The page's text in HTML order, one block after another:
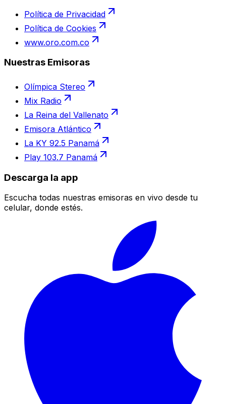
Política de Privacidad
Política de Cookies
www.oro.com.co
Nuestras Emisoras
Olímpica Stereo
Mix Radio
La Reina del Vallenato
Emisora Atlántico
La KY 92.5 Panamá
Play 103.7 Panamá
Descarga la app
Escucha todas nuestras emisoras en vivo desde tu
celular, donde estés.